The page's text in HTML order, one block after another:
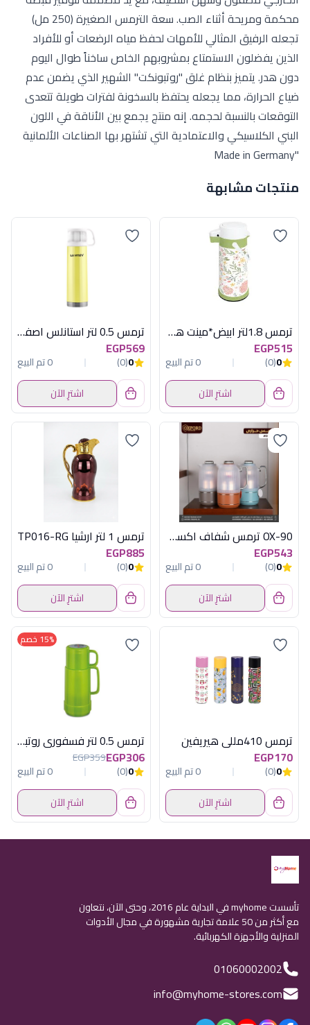
محكمة ومريحة أثناء الصب. سعة الترمس الصغيرة (250 مل)
تجعله الرفيق المثالي للأمهات لحفظ مياه الرضعات أو للأفراد
الذين يفضلون الاستمتاع بمشروبهم الخاص ساخناً طوال اليوم
دون هدر. يتميز بنظام غلق "روتبونكت" الشهير الذي يضمن عدم
ضياع الحرارة، مما يجعله يحتفظ بالسخونة لفترات طويلة تتعدى
التوقعات بالنسبة لحجمه. إنه منتج يجمع بين الأناقة في اللون
البني الكلاسيكي والاعتمادية التي تشتهر بها الصناعات الألمانية
"Made in Germany
منتجات مشابهة
ترمس 1.8لتر ابيض*مينت هيريفين
EGP515
0
(0)
0 تم البيع
اشترِ الآن
ترمس 0.5 لتر استانلس اصفر + كوب
EGP569
0
(0)
0 تم البيع
اشترِ الآن
OX-90 ترمس شفاف اكسفورد
EGP543
0
(0)
0 تم البيع
اشترِ الآن
ترمس 1 لتر ارشيا TP016-RG
EGP885
0
(0)
0 تم البيع
اشترِ الآن
ترمس 410مللي هيريفين
EGP170
0
(0)
0 تم البيع
اشترِ الآن
15% خصم
ترمس 0.5 لتر فسفورى روتبونكت المانى
EGP306
EGP359
0
(0)
0 تم البيع
اشترِ الآن
تأسست myhome في البداية عام 2016، وحتى الآن، نتعاون
مع أكثر من 50 علامة تجارية مشهورة في مجال الأدوات
المنزلية والأجهزة الكهربائية.
01060002002
info@myhome-stores.com